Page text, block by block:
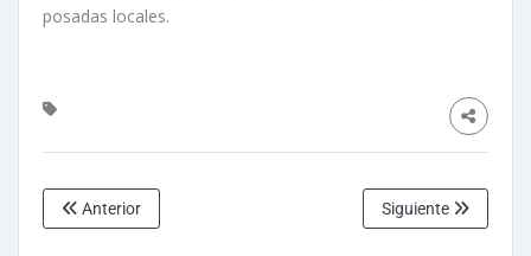
posadas locales.
Anterior Siguiente